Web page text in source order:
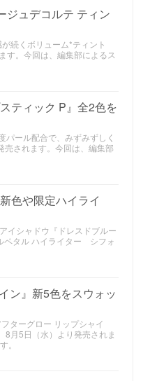
ジュデコルテ ティン
続くボリューム*ティント
す。今回は、編集部によるス
ティック P』全2色を
ール配合で、みずみずしく
売されます。今回は、編集部
色や限定ハイライ
イシャドウ『ドレスドブルー
ペタル ハイライター シフォ
ン』新5色をスウォッ
ターグロー リップシャイ
8月5日（水）より発売されま
。